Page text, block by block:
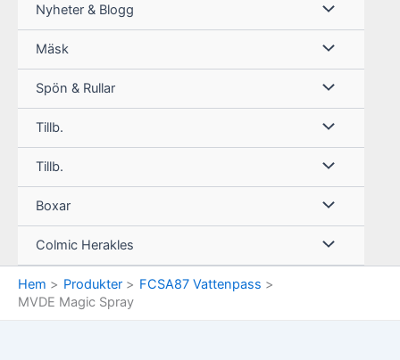
Nyheter & Blogg
Mäsk
Spön & Rullar
Tillb.
Tillb.
Boxar
Colmic Herakles
Hem Produkter
FCSA87 Vattenpass
MVDE Magic Spray